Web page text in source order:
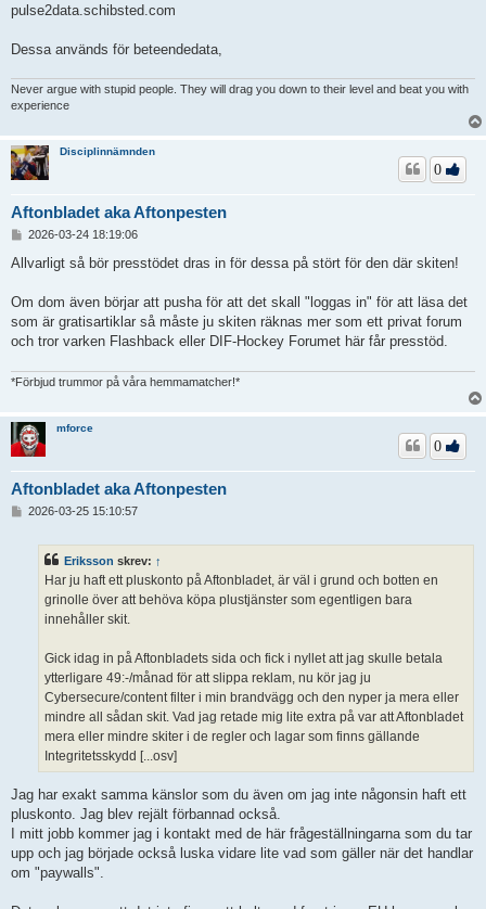
pulse2data.schibsted.com
Dessa används för beteendedata,
Never argue with stupid people. They will drag you down to their level and beat you with
experience
Disciplinnämnden
Aftonbladet aka Aftonpesten
0
l
g
2026-03-24 18:19:06
Allvarligt så bör presstödet dras in för dessa på stört för den där skiten!
Om dom även börjar att pusha för att det skall "loggas in" för att läsa det
som är gratisartiklar så måste ju skiten räknas mer som ett privat forum
och tror varken Flashback eller DIF-Hockey Forumet här får presstöd.
*Förbjud trummor på våra hemmamatcher!*
mforce
Aftonbladet aka Aftonpesten
0
2026-03-25 15:10:57
Eriksson skrev: ↑
Har ju haft ett pluskonto på Aftonbladet, är väl i grund och botten en
grinolle över att behöva köpa plustjänster som egentligen bara
innehåller skit.
Gick idag in på Aftonbladets sida och fick i nyllet att jag skulle betala
ytterligare 49:-/månad för att slippa reklam, nu kör jag ju
Cybersecure/content filter i min brandvägg och den nyper ja mera eller
mindre all sådan skit. Vad jag retade mig lite extra på var att Aftonbladet
mera eller mindre skiter i de regler och lagar som finns gällande
Integritetsskydd [...osv]
Jag har exakt samma känslor som du även om jag inte någonsin haft ett
pluskonto. Jag blev rejält förbannad också.
I mitt jobb kommer jag i kontakt med de här frågeställningarna som du tar
upp och jag började också luska vidare lite vad som gäller när det handlar
om "paywalls".